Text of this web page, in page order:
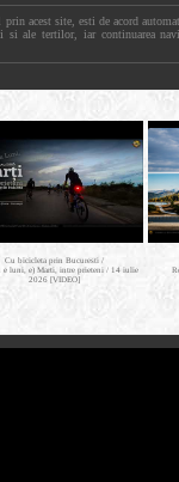
acest site, esti de acord
si ale tertilor, iar continuarea
Cu bicicleta prin Bucuresti /
e luni, e) Marti, intre prieteni / 14 iulie
2026 [VIDEO]